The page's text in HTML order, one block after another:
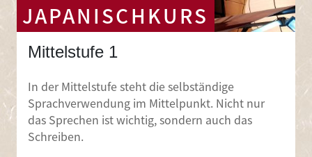
JAPANISCHKURS
Mittelstufe 1
In der Mittelstufe steht die selbständige
Sprachverwendung im Mittelpunkt. Nicht nur
das Sprechen ist wichtig, sondern auch das
Schreiben.